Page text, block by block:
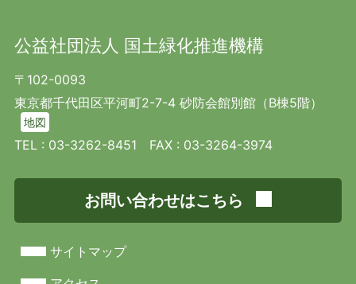
公益社団法人 国土緑化推進機構
〒102-0093
東京都千代田区平河町2-7-4 砂防会館別館（B棟5階）
地図
TEL : 03-3262-8451 FAX : 03-3264-3974
お問い合わせはこちら
サイトマップ